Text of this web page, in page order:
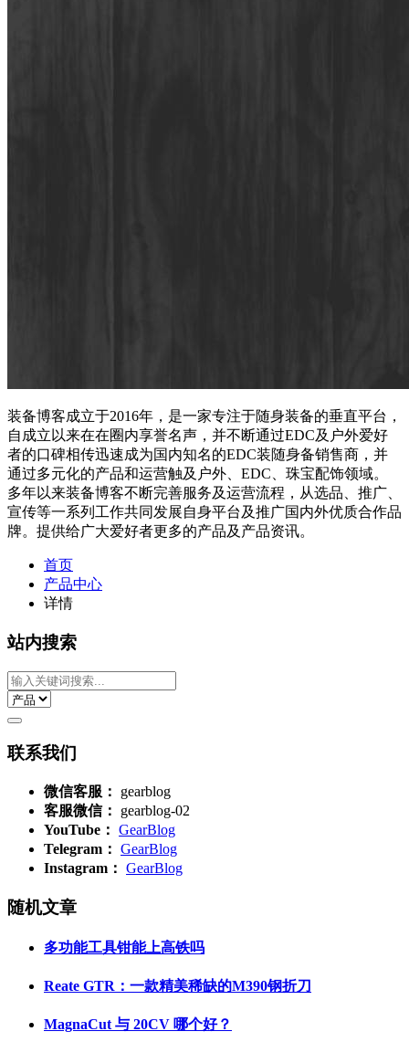
装备博客成立于2016年，是一家专注于随身装备的垂直平台，
自成立以来在在圈内享誉名声，并不断通过EDC及户外爱好
者的口碑相传迅速成为国内知名的EDC装随身备销售商，并
通过多元化的产品和运营触及户外、EDC、珠宝配饰领域。
多年以来装备博客不断完善服务及运营流程，从选品、推广、
宣传等一系列工作共同发展自身平台及推广国内外优质合作品
牌。提供给广大爱好者更多的产品及产品资讯。
首页
产品中心
详情
站内搜索
联系我们
微信客服：
gearblog
客服微信：
gearblog-02
YouTube： GearBlog
Telegram： GearBlog
Instagram： GearBlog
随机文章
多功能工具钳能上高铁吗
Reate GTR：一款精美稀缺的M390钢折刀
MagnaCut 与 20CV 哪个好？